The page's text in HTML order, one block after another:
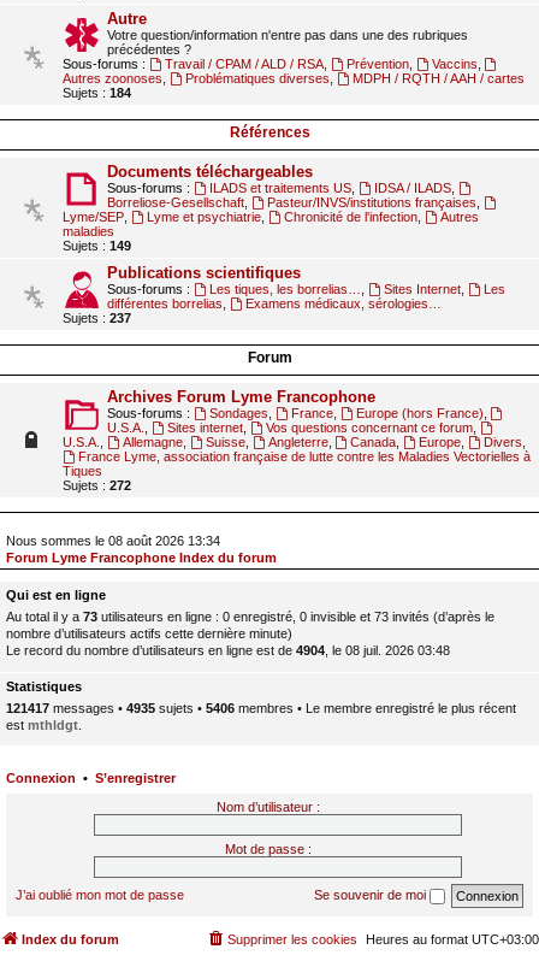
Autre
Votre question/information n'entre pas dans une des rubriques
précédentes ?
Sous-forums :
Travail / CPAM / ALD / RSA, Prévention, Vaccins
Autres zoonoses
Problématiques diverses
MDPH / RQTH / AAH / cartes
Sujets : 184
Références
Documents téléchargeables
Sous-forums : ILADS et traitements US, IDSA / ILADS,
Borreliose-Gesellschaft
Pasteur/INVS/institutions françaises
Lyme/SEP
Lyme et psychiatrie, Chronicité de l'infection,
Autres
maladies
Sujets : 149
Publications scientifiques
Sous-forums : Les tiques, les borrelias… Sites Internet,
Les
différentes borrelias
Examens médicaux, sérologies…
Sujets : 237
Forum
Archives Forum Lyme Francophone
Sous-forums : Sondages France, Europe (hors France)
U.S.A.
Sites internet, Vos questions concernant ce forum,
U.S.A.
Allemagne, Suisse, Angleterre, Canada Europe Divers
France Lyme, association française de lutte contre les Maladies Vectorielles à
Tiques
Sujets : 272
Nous sommes le 08 août 2026 13:34
Forum Lyme Francophone Index du forum
Qui est en ligne
Au total il y a 73 utilisateurs en ligne : 0 enregistré, 0 invisible et 73 invités (d’après le
nombre d’utilisateurs actifs cette dernière minute)
Le record du nombre d’utilisateurs en ligne est de 4904 , le 08 juil. 2026 03:48
Statistiques
121417 messages • 4935 sujets • 5406 membres • Le membre enregistré le plus récent
est mthldgt
Connexion • S’enregistrer
Nom d’utilisateur :
Mot de passe :
J’ai oublié mon mot de passe Se souvenir de moi
Index du forum Heures au format UTC+03:00
Supprimer les cookies